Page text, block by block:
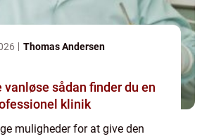
Thomas Andersen
finder du en
klinik
muligheder for at give den